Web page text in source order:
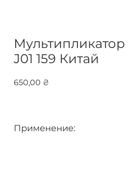
Мультипликатор
J01 159 Китай
650,00 ₴
Применение: